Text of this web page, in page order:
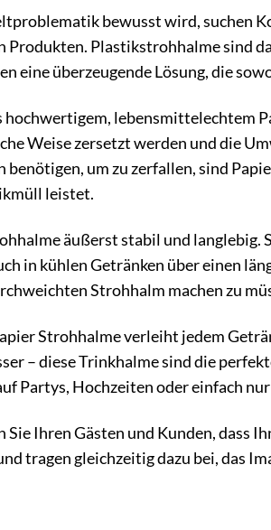
bewusst wird, suchen
Plastikstrohhalme sind
eine überzeugende Lösung, die
hochwertigem, lebensmittelechtem
Weise zersetzt werden und die
um zu zerfallen, sind
leistet.
äußerst stabil und
in kühlen Getränken über einen
Strohhalm machen zu
Strohhalme verleiht jedem
– diese Trinkhalme sind die
Partys, Hochzeiten oder einfach nur
Ihren Gästen und Kunden, dass
tragen gleichzeitig dazu bei, das